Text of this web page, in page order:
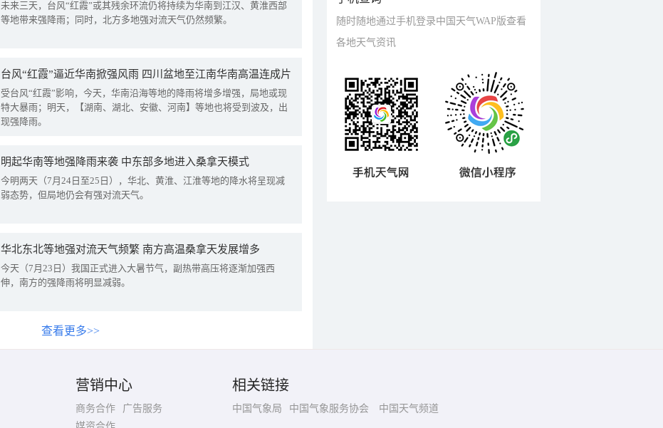
未来三天，台风“红霞”或其残余环流仍将持续为华南到江汉、黄淮西部
等地带来强降雨；同时，北方多地强对流天气仍然频繁。
台风“红霞”逼近华南掀强风雨 四川盆地至江南华南高温连成片
受台风“红霞”影响，今天，华南沿海等地的降雨将增多增强，局地或现
特大暴雨；明天，【湖南、湖北、安徽、河南】等地也将受到波及，出
现强降雨。
明起华南等地强降雨来袭 中东部多地进入桑拿天模式
今明两天（7月24日至25日），华北、黄淮、江淮等地的降水将呈现减
弱态势，但局地仍会有强对流天气。
华北东北等地强对流天气频繁 南方高温桑拿天发展增多
今天（7月23日）我国正式进入大暑节气，副热带高压将逐渐加强西
伸，南方的强降雨将明显减弱。
查看更多>>
随时随地通过手机登录中国天气WAP版查看
各地天气资讯
营销中心
商务合作
广告服务
相关链接
中国气象局 中国气象服务协会 中国天气频道